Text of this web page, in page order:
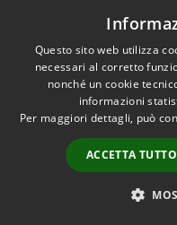
Amministrazione
Albo
GDPR
Note legali
Dichiarazione di
Questo sito web utilizza
necessari al corretto
nonché un cookie
informazioni
Per maggiori dettagli, può
ACCETTA TUTTO